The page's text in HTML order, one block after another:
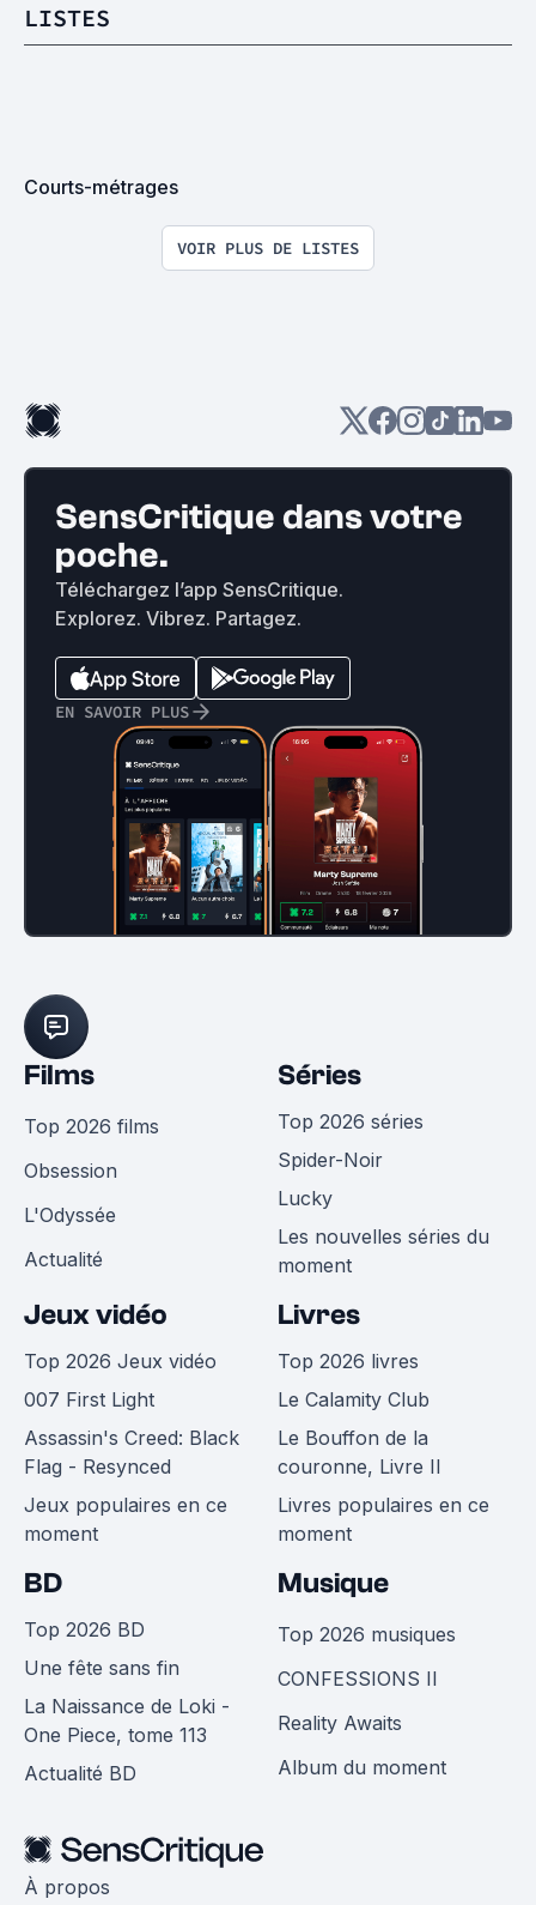
LISTES
Courts-métrages
VOIR PLUS DE LISTES
SensCritique dans votre
poche.
Téléchargez l’app SensCritique.
Explorez. Vibrez. Partagez.
EN SAVOIR PLUS
Films
Top 2026 films
Obsession
L'Odyssée
Actualité
Séries
Top 2026 séries
Spider-Noir
Lucky
Les nouvelles séries du
moment
Jeux vidéo
Top 2026 Jeux vidéo
007 First Light
Assassin's Creed: Black
Flag - Resynced
Jeux populaires en ce
moment
Livres
Top 2026 livres
Le Calamity Club
Le Bouffon de la
couronne, Livre II
Livres populaires en ce
moment
BD
Top 2026 BD
Une fête sans fin
La Naissance de Loki -
One Piece, tome 113
Actualité BD
Musique
Top 2026 musiques
CONFESSIONS II
Reality Awaits
Album du moment
À propos